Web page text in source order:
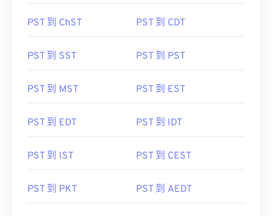
PST 到 ChST PST 到 CDT
PST 到 SST PST 到 PST
PST 到 MST PST 到 EST
PST 到 EDT PST 到 IDT
PST 到 IST PST 到 CEST
PST 到 PKT PST 到 AEDT